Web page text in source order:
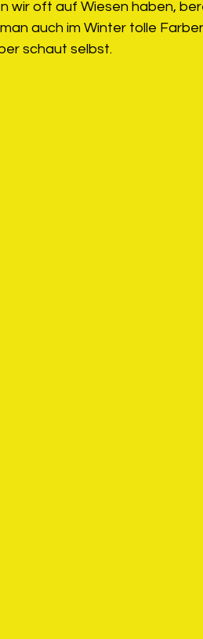
wir oft auf Wiesen haben,
auch im Winter tolle
schaut selbst.